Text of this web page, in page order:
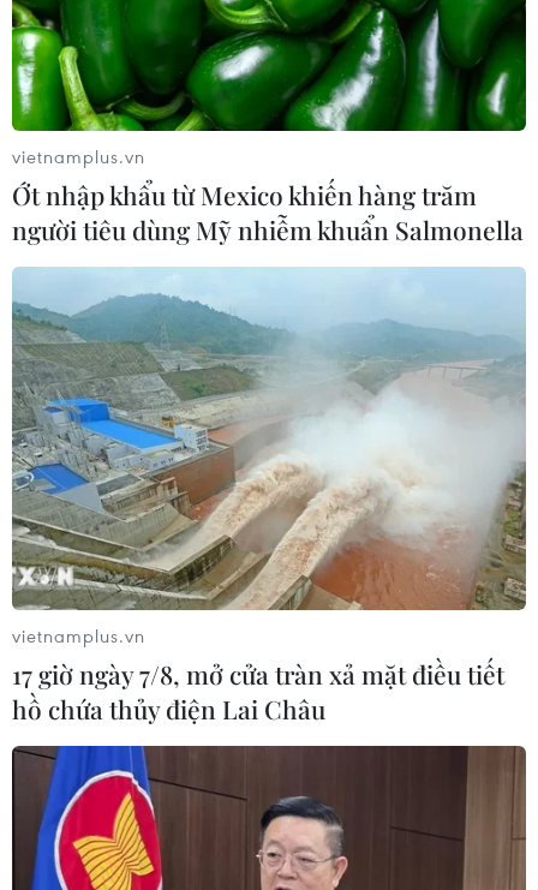
vietnamplus.vn
Ớt nhập khẩu từ Mexico khiến hàng trăm
người tiêu dùng Mỹ nhiễm khuẩn Salmonella
vietnamplus.vn
17 giờ ngày 7/8, mở cửa tràn xả mặt điều tiết
hồ chứa thủy điện Lai Châu